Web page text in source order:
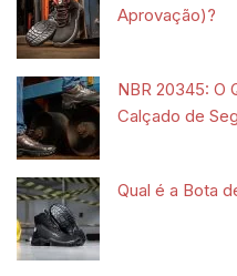
Aprovação)?
NBR 20345: O
Calçado de
Qual é a Bota